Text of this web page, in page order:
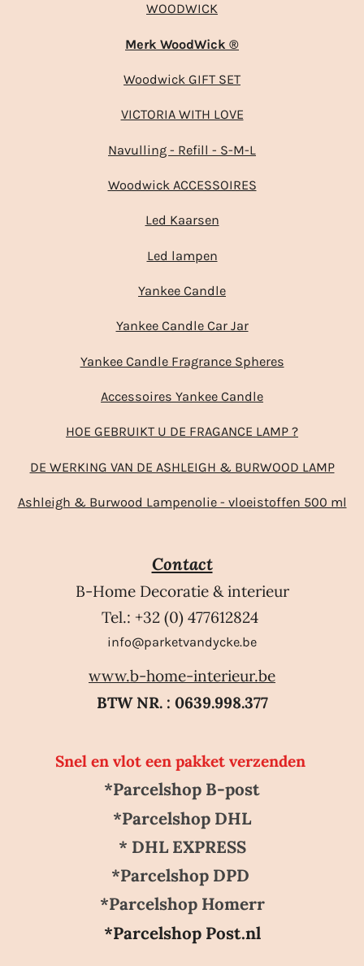
WOODWICK
Merk WoodWick ®
Woodwick GIFT SET
VICTORIA WITH LOVE
Navulling - Refill - S-M-L
Woodwick ACCESSOIRES
Led Kaarsen
Led lampen
Yankee Candle
Yankee Candle Car Jar
Yankee Candle Fragrance Spheres
Accessoires Yankee Candle
HOE GEBRUIKT U DE FRAGANCE LAMP ?
DE WERKING VAN DE ASHLEIGH & BURWOOD LAMP
Ashleigh & Burwood Lampenolie - vloeistoffen 500 ml
Contact
B-Home Decoratie & interieur
Tel.: +32 (0) 477612824
info@parketvandycke.be
www.b-home-interieur.be
BTW NR. : 0639.998.377
Snel en vlot een pakket verzenden
*Parcelshop B-post
*Parcelshop DHL
* DHL EXPRESS
*Parcelshop DPD
*Parcelshop Homerr
*Parcelshop Post.nl